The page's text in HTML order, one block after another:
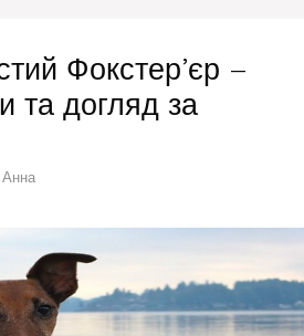
Фокстер’єр –
та догляд за
Анна